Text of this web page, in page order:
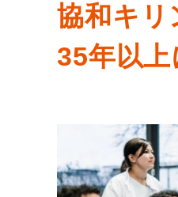
協和キ
35年以